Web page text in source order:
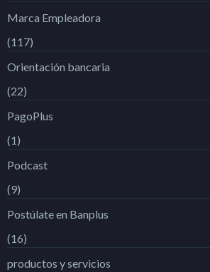
Marca Empleadora
(117)
Orientación bancaria
(22)
PagoPlus
(1)
Podcast
(9)
Postúlate en Banplus
(16)
productos y servicios